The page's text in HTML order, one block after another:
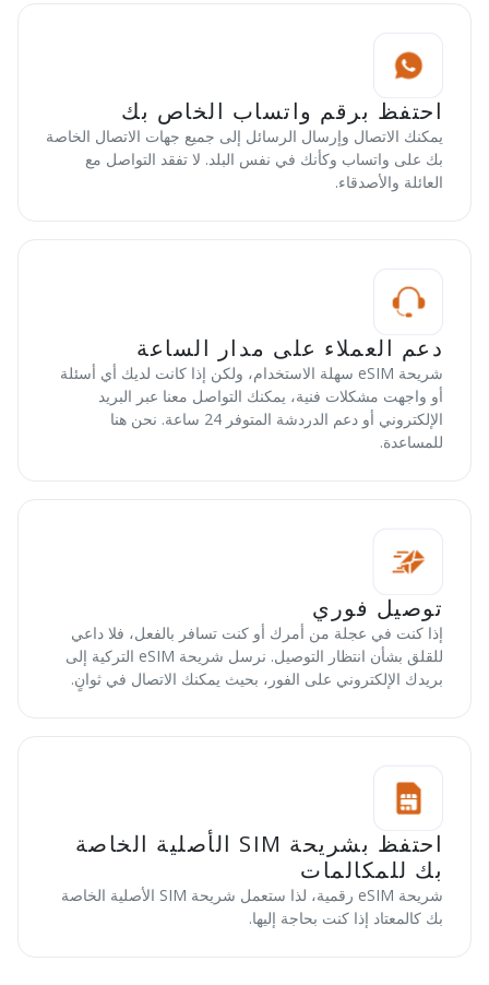
احتفظ برقم واتساب الخاص بك
يمكنك الاتصال وإرسال الرسائل إلى جميع جهات الاتصال الخاصة
بك على واتساب وكأنك في نفس البلد. لا تفقد التواصل مع
العائلة والأصدقاء.
دعم العملاء على مدار الساعة
شريحة eSIM سهلة الاستخدام، ولكن إذا كانت لديك أي أسئلة
أو واجهت مشكلات فنية، يمكنك التواصل معنا عبر البريد
الإلكتروني أو دعم الدردشة المتوفر 24 ساعة. نحن هنا
للمساعدة.
توصيل فوري
إذا كنت في عجلة من أمرك أو كنت تسافر بالفعل، فلا داعي
للقلق بشأن انتظار التوصيل. نرسل شريحة eSIM التركية إلى
بريدك الإلكتروني على الفور، بحيث يمكنك الاتصال في ثوانٍ.
احتفظ بشريحة SIM الأصلية الخاصة
بك للمكالمات
شريحة eSIM رقمية، لذا ستعمل شريحة SIM الأصلية الخاصة
بك كالمعتاد إذا كنت بحاجة إليها.